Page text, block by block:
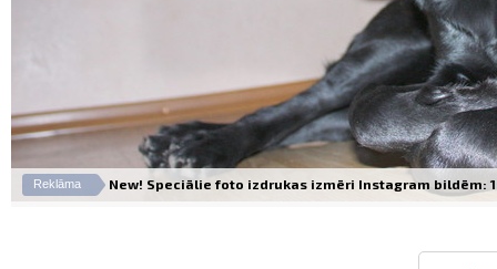
Reklāma New! Speciālie foto izdrukas izmēri Instagram bildēm: